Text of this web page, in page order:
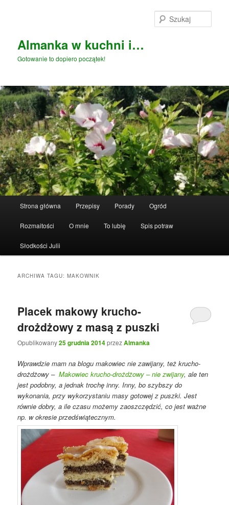
Almanka w kuchni i…
Gotowanie to dopiero początek!
Strona główna Przepisy Porady Ogród
Rozmaitości O mnie To lubię Spis potraw
Słodkości Julii
ARCHIWA TAGU:MAKOWNIK
Placek makowy krucho-
drożdżowy z masą z puszki
Opublikowany25 grudnia 2014przezAlmanka
Wprawdzie mam na blogu makowiec nie zawijany, też krucho-
drożdżowy –Makowiec krucho-drożdżowy – nie zwijany, ale ten
jest podobny, a jednak trochę inny. Inny, bo szybszy do
wykonania, przy wykorzystaniu masy gotowej z puszki. Jest
równie dobry, a ile czasu możemy zaoszczędzić, co jest ważne
np. w okresie przedświątecznym.